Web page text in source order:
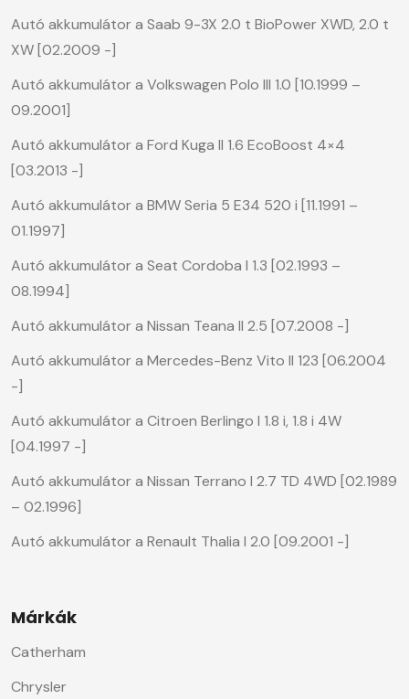
Autó akkumulátor a Saab 9-3X 2.0 t BioPower XWD, 2.0 t
XW [02.2009 -]
Autó akkumulátor a Volkswagen Polo III 1.0 [10.1999 –
09.2001]
Autó akkumulátor a Ford Kuga II 1.6 EcoBoost 4×4
[03.2013 -]
Autó akkumulátor a BMW Seria 5 E34 520 i [11.1991 –
01.1997]
Autó akkumulátor a Seat Cordoba I 1.3 [02.1993 –
08.1994]
Autó akkumulátor a Nissan Teana II 2.5 [07.2008 -]
Autó akkumulátor a Mercedes-Benz Vito II 123 [06.2004
-]
Autó akkumulátor a Citroen Berlingo I 1.8 i, 1.8 i 4W
[04.1997 -]
Autó akkumulátor a Nissan Terrano I 2.7 TD 4WD [02.1989
– 02.1996]
Autó akkumulátor a Renault Thalia I 2.0 [09.2001 -]
Márkák
Catherham
Chrysler